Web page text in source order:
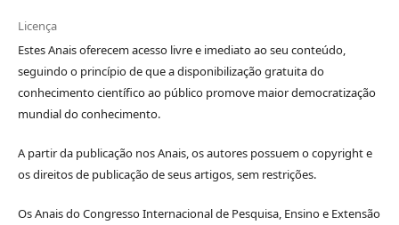
Licença
Estes Anais oferecem acesso livre e imediato ao seu conteúdo,
seguindo o princípio de que a disponibilização gratuita do
conhecimento científico ao público promove maior democratização
mundial do conhecimento.
A partir da publicação nos Anais, os autores possuem o copyright e
os direitos de publicação de seus artigos, sem restrições.
Os Anais do Congresso Internacional de Pesquisa, Ensino e Extensão